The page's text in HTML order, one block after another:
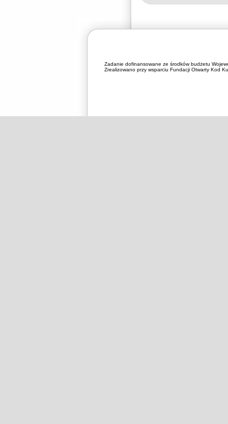
Zadanie dofinansowane ze środków budżetu
Zrealizowano przy wsparciu Fundacji Otwarty Kod